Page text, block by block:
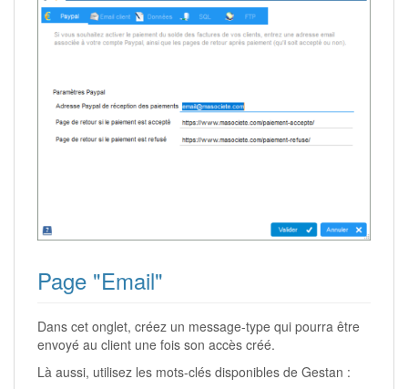
Page "Email"
Dans cet onglet, créez un message-type qui pourra être
envoyé au client une fois son accès créé.
Là aussi, utilisez les mots-clés disponibles de Gestan :